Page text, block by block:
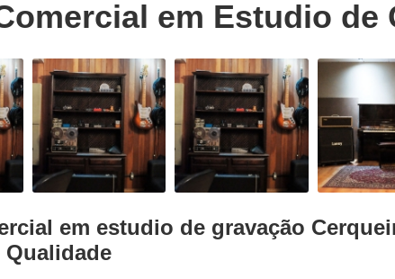
Trilhas
Estúdio
em Estudio de
em estudio de gravação
Qualidade